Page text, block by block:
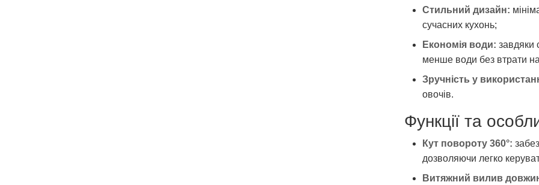
Стильний дизайн:
сучасних кухонь;
Економія води: завдяки
менше води без втрати
Зручність у
овочів.
Функції та
Кут повороту 360°:
дозволяючи легко
Витяжний вилив